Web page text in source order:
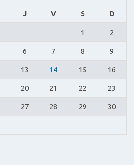
J V S D
1 2
6 7 8 9
13 14 15 16
20 21 22 23
27 28 29 30